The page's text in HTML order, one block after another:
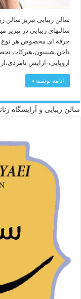
سالن زیبایی تبریز سالن
سالنهای زیبایی در
حرفه ای مخصوص هر نوع
ناخن،شینیون،هیرکات
اروپایی،-آرایش
ادامه نوشته »
سالن زیبایی و آرایشگاه